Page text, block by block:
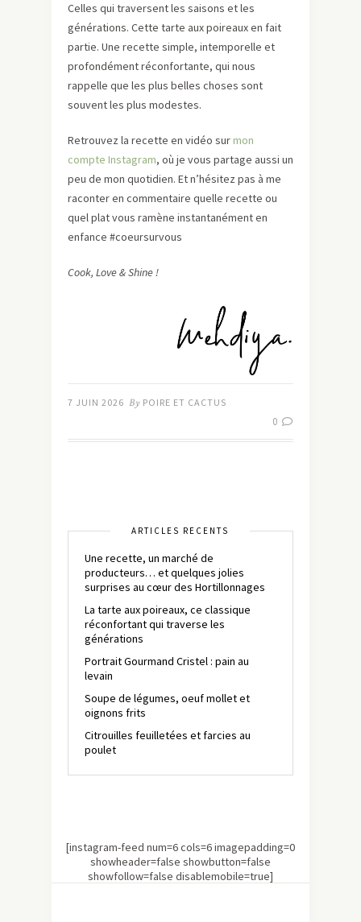
Celles qui traversent les saisons et les
générations. Cette tarte aux poireaux en fait
partie. Une recette simple, intemporelle et
profondément réconfortante, qui nous
rappelle que les plus belles choses sont
souvent les plus modestes.
Retrouvez la recette en vidéo surmon
compte Instagram, où je vous partage aussi un
peu de mon quotidien. Et n’hésitez pas à me
raconter en commentaire quelle recette ou
quel plat vous ramène instantanément en
enfance #coeursurvous
Cook, Love & Shine !
7 JUIN 2026 By POIRE ET CACTUS
0
ARTICLES RÉCENTS
Une recette, un marché de
producteurs… et quelques jolies
surprises au cœur des Hortillonnages
La tarte aux poireaux, ce classique
réconfortant qui traverse les
générations
Portrait Gourmand Cristel : pain au
levain
Soupe de légumes, oeuf mollet et
oignons frits
Citrouilles feuilletées et farcies au
poulet
[instagram-feed num=6 cols=6 imagepadding=0
showheader=false showbutton=false
showfollow=false disablemobile=true]